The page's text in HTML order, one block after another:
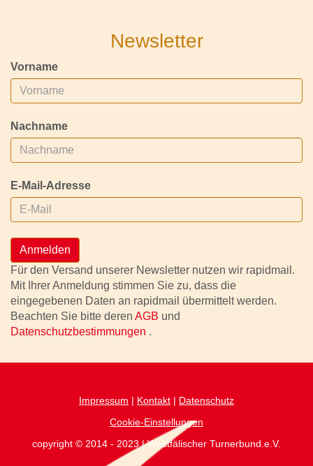
Newsletter
Vorname
Nachname
E-Mail-Adresse
Anmelden
Für den Versand unserer Newsletter nutzen wir rapidmail.
Mit Ihrer Anmeldung stimmen Sie zu, dass die
eingegebenen Daten an rapidmail übermittelt werden.
Beachten Sie bitte deren AGB und
Datenschutzbestimmungen .
Impressum | Kontakt | Datenschutz
Cookie-Einstellungen
copyright © 2014 - 2023 | Westfälischer Turnerbund.e.V.